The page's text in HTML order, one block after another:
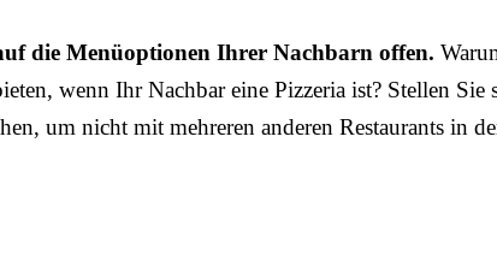
die Menüoptionen Ihrer Nachbarn offen.
wenn Ihr Nachbar eine Pizzeria ist? Stellen Sie
um nicht mit mehreren anderen Restaurants in